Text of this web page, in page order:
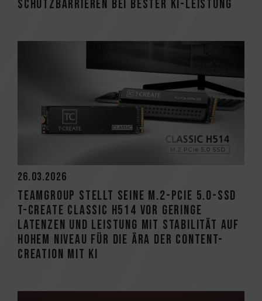
Schutzbarrieren bei bester KI-Leistung
26.03.2026
TEAMGROUP stellt seine M.2-PCIe 5.0-SSD
T-CREATE CLASSIC H514 vor Geringe
Latenzen und Leistung mit Stabilität auf
hohem Niveau für die Ära der Content-
Creation mit KI